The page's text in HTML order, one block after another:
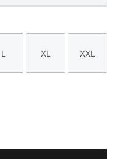
Größe
L
Größe
XL
Größe
XXL